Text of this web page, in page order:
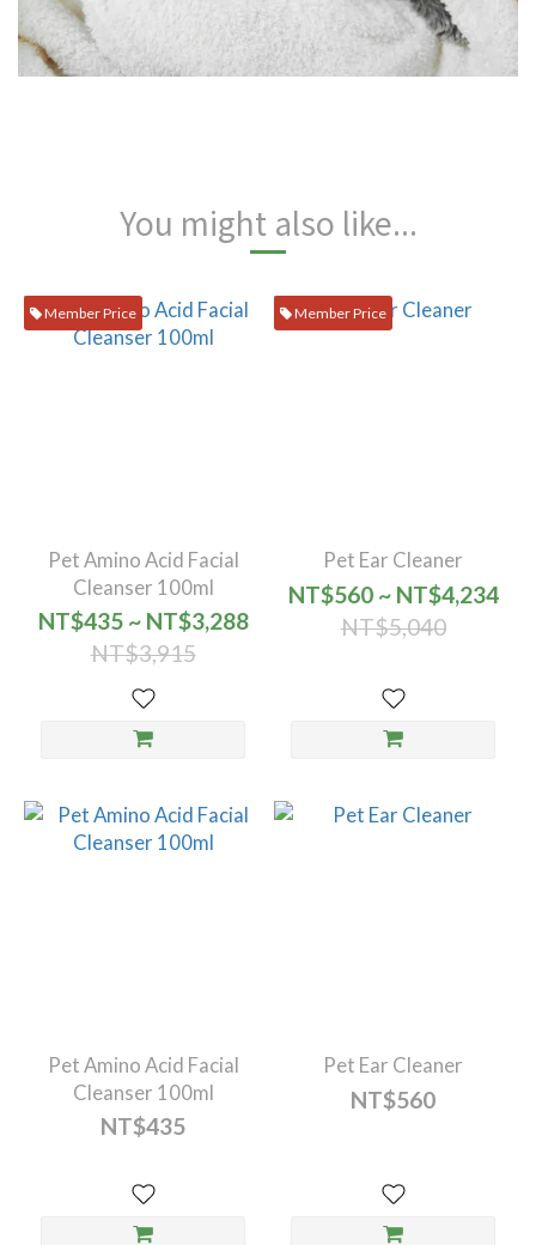
You might also like...
Member Price
Pet Amino Acid Facial
Cleanser 100ml
NT$435 ~ NT$3,288
NT$3,915
Member Price
Pet Ear Cleaner
NT$560 ~ NT$4,234
NT$5,040
Pet Amino Acid Facial
Cleanser 100ml
NT$435
Pet Ear Cleaner
NT$560